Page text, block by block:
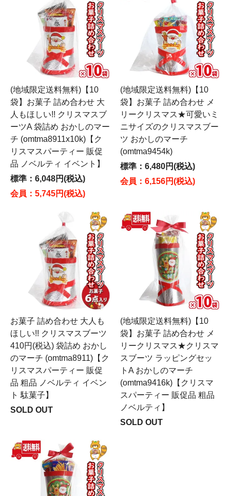
(地域限定送料無料)【10
袋】お菓子 詰め合わせ 大
人もほしい!! クリスマスブ
ーツA 袋詰め おかしのマー
チ (omtma8911x10k)【ク
リスマスパーティー 販促
品 ノベルティ イベント】
標準：6,048円(税込)
会員：5,745円(税込)
(地域限定送料無料)【10
袋】お菓子 詰め合わせ メ
リークリスマス★可愛いミ
ニサイズのクリスマスブー
ツ おかしのマーチ
(omtma9454k)
標準：6,480円(税込)
会員：6,156円(税込)
お菓子 詰め合わせ 大人も
ほしい!! クリスマスブーツ
410円(税込) 袋詰め おかし
のマーチ (omtma8911)【ク
リスマスパーティー 販促
品 粗品 ノベルティ イベン
ト 駄菓子】
SOLD OUT
(地域限定送料無料)【10
袋】お菓子 詰め合わせ メ
リークリスマス★クリスマ
スブーツ ラッピングセッ
トA おかしのマーチ
(omtma9416k)【クリスマ
スパーティー 販促品 粗品
ノベルティ】
SOLD OUT